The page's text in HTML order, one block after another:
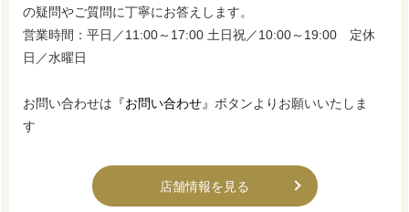
の疑問やご質問に丁寧にお答えします。
営業時間：平日／11:00～17:00 土日祝／10:00～19:00 定休
日／水曜日
お問い合わせは 『お問い合わせ』 ボタンよりお願いいたしま
す
店舗情報を見る